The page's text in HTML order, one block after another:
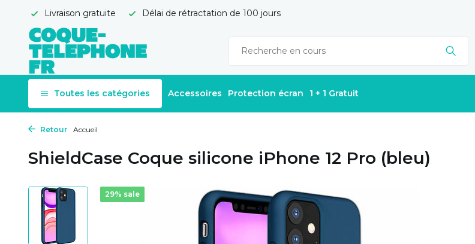
Livraison gratuite Délai de rétractation de 100 jours
Toutes les catégories Accessoires Protection écran 1 + 1 Gratuit
Retour Accueil
ShieldCase Coque silicone iPhone 12 Pro (bleu)
29% sale